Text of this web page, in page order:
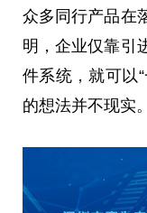
众多同行产品在
明，企业仅靠引
件系统，就可以
的想法并不现实。